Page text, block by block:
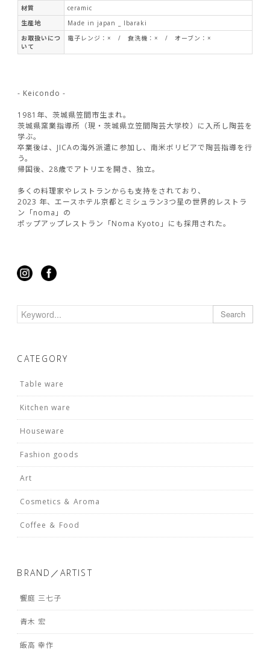
材質
ceramic
生産地
Made in japan _ Ibaraki
お取扱いにつ
いて
電子レンジ：× / 食洗機：× / オーブン：×
- Keicondo -
1981年、茨城県笠間市生まれ。
茨城県窯業指導所（現・茨城県立笠間陶芸大学校）に入所し陶芸を
学ぶ。
卒業後は、JICAの海外派遣に参加し、南米ボリビアで陶芸指導を行
う。
帰国後、28歳でアトリエを開き、独立。
多くの料理家やレストランからも支持をされており、
2023 年、エースホテル京都とミシュラン3つ星の世界的レストラ
ン「noma」の
ポップアップレストラン「Noma Kyoto」にも採用された。
Search
CATEGORY
Table ware
Kitchen ware
Houseware
Fashion goods
Art
Cosmetics ＆ Aroma
Coffee ＆ Food
BRAND／ARTIST
饗庭 三七子
青木 宏
飯高 幸作